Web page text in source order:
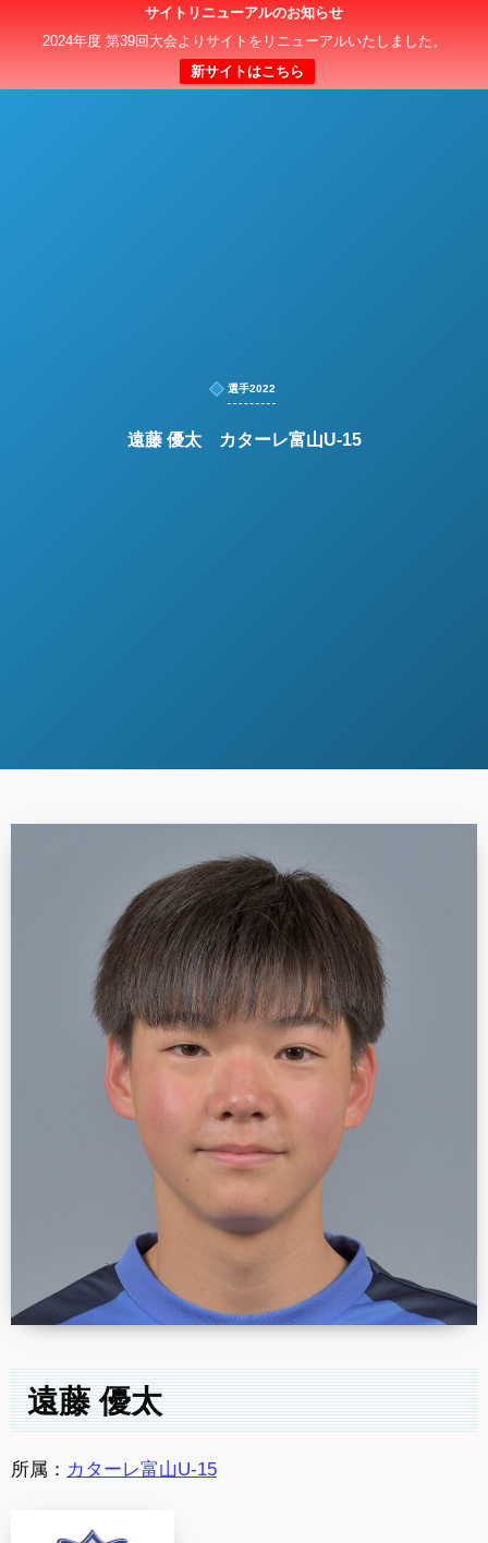
サイトリニューアルのお知らせ
2024年度 第39回大会よりサイトをリニューアルいたしました。
新サイトはこちら
日本クラブユースサッカー選手権（U-15）大会
選手2022
遠藤 優太 カターレ富山U-15
遠藤 優太
所属： カターレ富山U-15